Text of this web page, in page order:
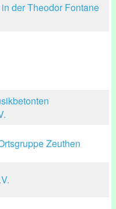
der Theodor Fontane
Zeuthen